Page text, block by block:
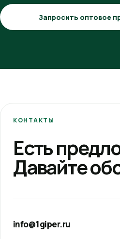
Запросить оптовое
КОНТАКТЫ
Есть
Давайте
info@1giper.ru